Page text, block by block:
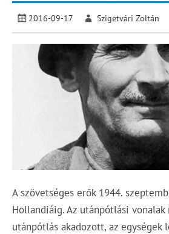
2016-09-17 Szigetvári Zoltán
A szövetséges erők 1944.
Hollandiáig. Az utánpótlási vonalak
utánpótlás akadozott, az egységek